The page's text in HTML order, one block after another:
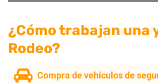
¿Cómo trabajan una
Rodeo?
Compra de vehículos de